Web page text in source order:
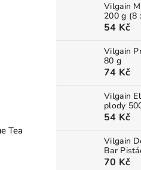
Vilgain
200 g (8
54 Kč
Vilgain
80 g
74 Kč
Vilgain
plody
54 Kč
Vilgain
Bar
70 Kč
Tea